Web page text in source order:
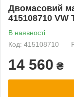
Двомасовий
415108710 VW
В наявності
Код: 415108710
14 560 ₴